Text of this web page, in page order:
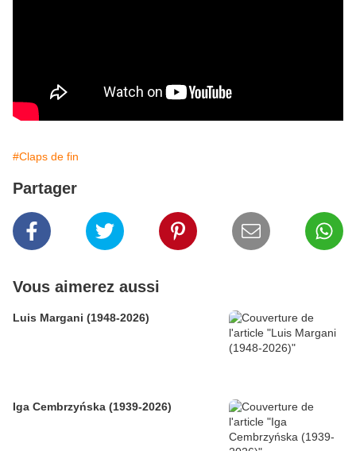
#Claps de fin
Partager
Vous aimerez aussi
Luis Margani (1948-2026)
Iga Cembrzyńska (1939-2026)